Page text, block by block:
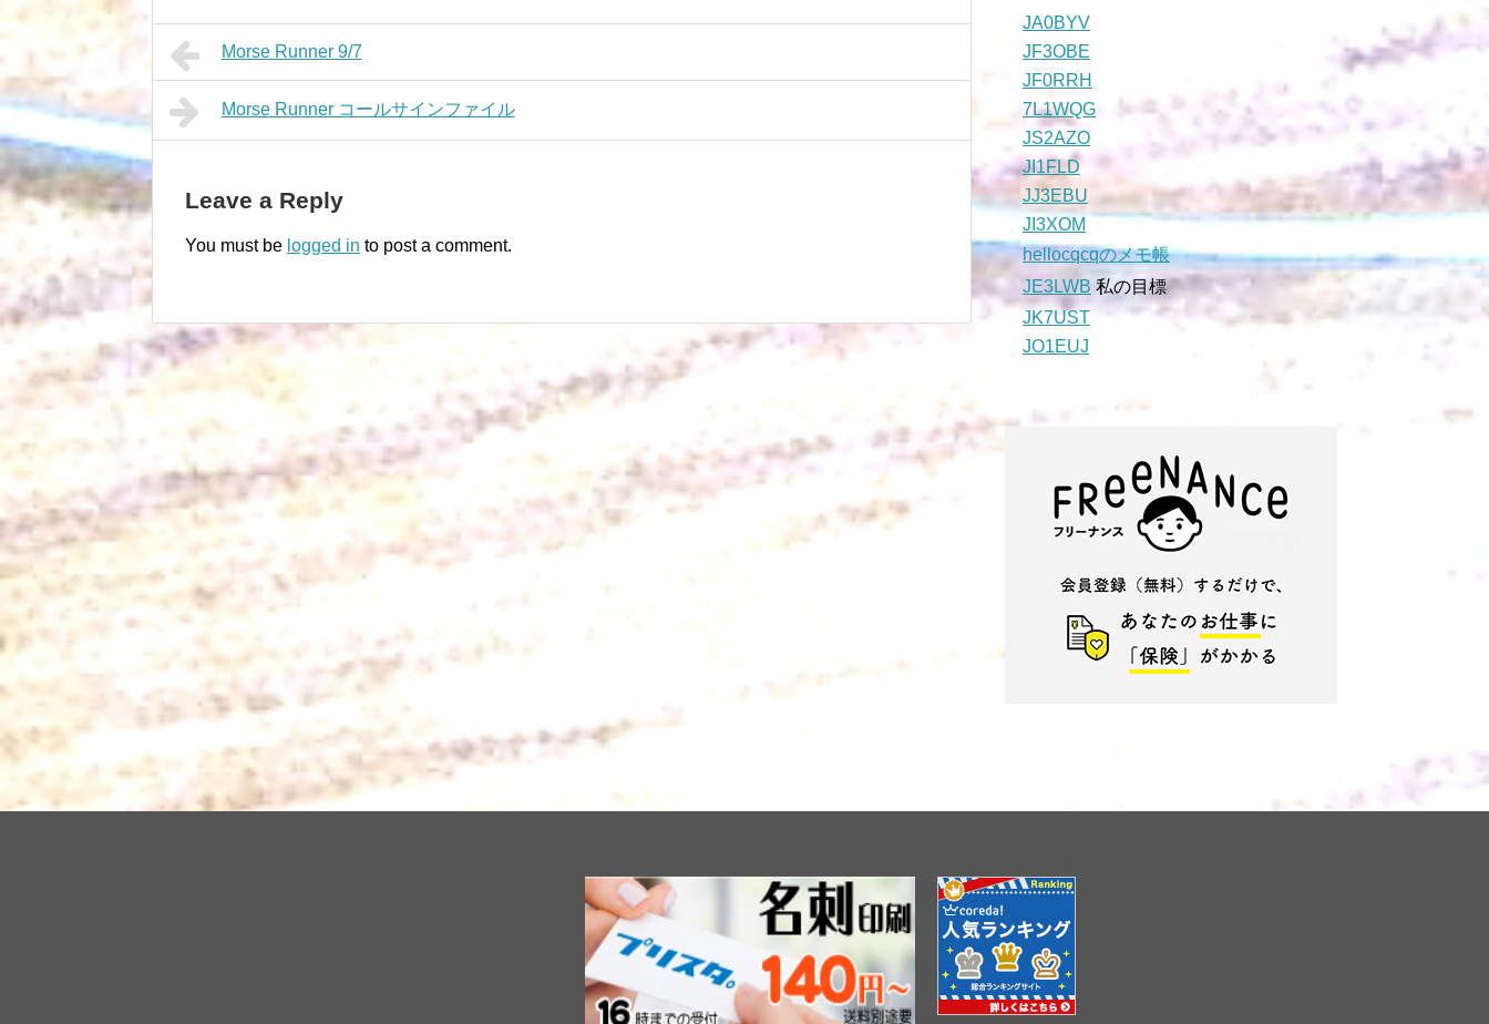
Morse Runner 9/7
Morse Runner コールサインファイル
Leave a Reply
You must be logged in to post a comment.
JA0BYV
JF3OBE
JF0RRH
7L1WQG
JS2AZO
JI1FLD
JJ3EBU
JI3XOM
hellocqcqのメモ帳
JE3LWB 私の目標
JK7UST
JO1EUJ